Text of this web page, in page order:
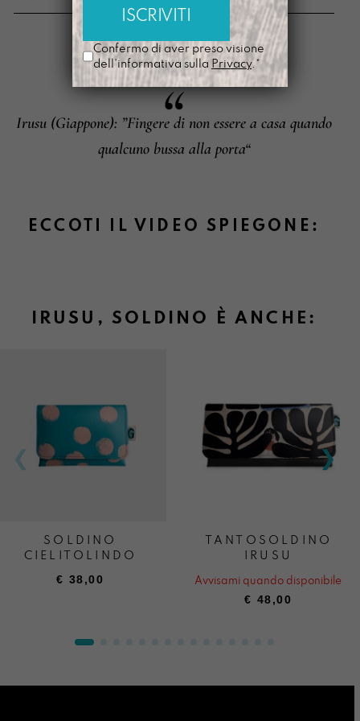
Metodi di pagamento
Informazioni su cambi e resi
IRUSU , SOLDINOÈ
Irusu (Giappone): ”Fingere di non essere a casa quando
qualcuno bussa alla porta“
ECCOTI IL VIDEO SPIEGONE:
IRUSU, SOLDINO È ANCHE:
SOLDINO
CIELITOLINDO
€ 38,00
TANTOSOLDINO
IRUSU
Avvisami quando disponibile
€ 48,00
Confermo di aver preso visione
dell'informativa sulla Privacy.*